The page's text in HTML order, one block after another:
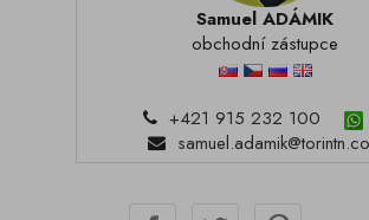
Samuel ADÁMIK
obchodní zástupce
+421 915 232 100